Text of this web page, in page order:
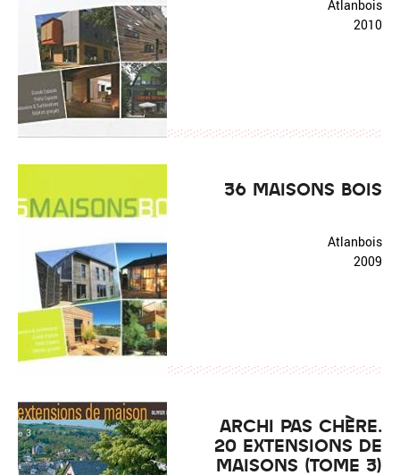
Atlanbois
2010
36 MAISONS BOIS
Atlanbois
2009
ARCHI PAS CHÈRE.
20 EXTENSIONS DE
MAISONS (TOME 3)